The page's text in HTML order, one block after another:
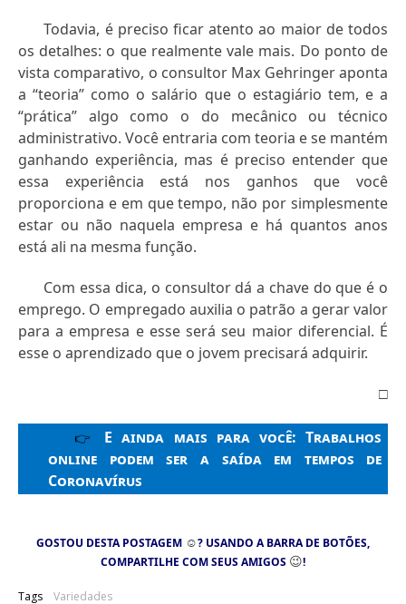
Todavia, é preciso ficar atento ao maior de todos
os detalhes: o que realmente vale mais. Do ponto de
vista comparativo, o consultor Max Gehringer aponta
a “teoria” como o salário que o estagiário tem, e a
“prática” algo como o do mecânico ou técnico
administrativo. Você entraria com teoria e se mantém
ganhando experiência, mas é preciso entender que
essa experiência está nos ganhos que você
proporciona e em que tempo, não por simplesmente
estar ou não naquela empresa e há quantos anos
está ali na mesma função.
Com essa dica, o consultor dá a chave do que é o
emprego. O empregado auxilia o patrão a gerar valor
para a empresa e esse será seu maior diferencial. É
esse o aprendizado que o jovem precisará adquirir.
□
👉 E ainda mais para você:Trabalhos
online podem ser a saída em tempos de
Coronavírus
GOSTOU DESTA POSTAGEM ☺? USANDO A BARRA DE BOTÕES,
COMPARTILHE COM SEUS AMIGOS 😉!
Tags Variedades